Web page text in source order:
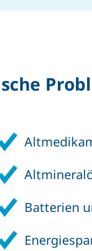
Batterien